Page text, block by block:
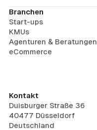
Branchen
Start-ups
KMUs
Agenturen & Beratungen
eCommerce
Kontakt
Duisburger Straße 36
40477 Düsseldorf
Deutschland